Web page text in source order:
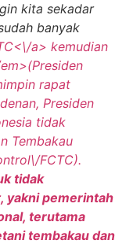
kita sekadar
banyak
a> kemudian
(Presiden
rapat
Presiden
tidak
Tembakau
FCTC).
tidak
yakni pemerintah
terutama
tembakau dan